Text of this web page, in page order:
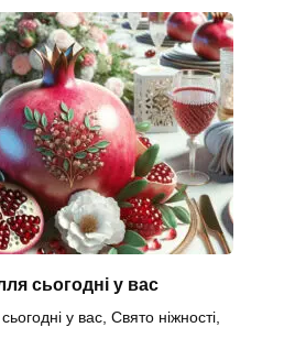
сьогодні у вас
у вас, Свято ніжності,